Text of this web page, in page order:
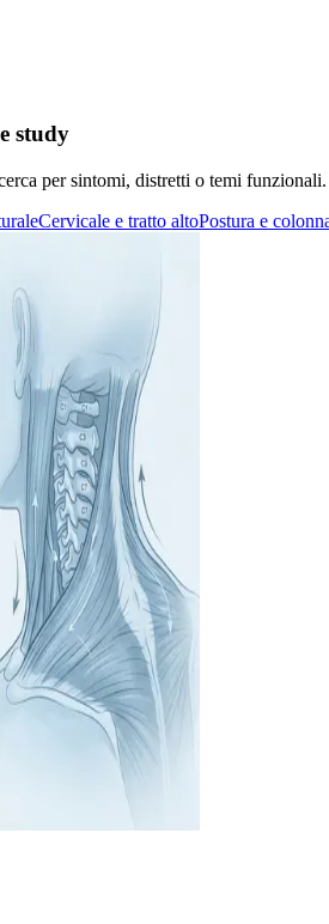
study
per sintomi, distretti o temi
Cervicale e tratto altoPostura e